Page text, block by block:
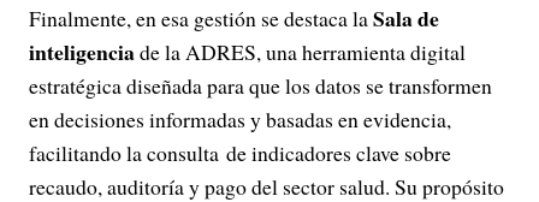
Finalmente, en esa gestión se destaca laSala de
inteligenciade la ADRES, una herramienta digital
estratégica diseñada para que los datos se transformen
en decisiones informadas y basadas en evidencia,
facilitando la consulta de indicadores clave sobre
recaudo, auditoría y pago del sector salud. Su propósito